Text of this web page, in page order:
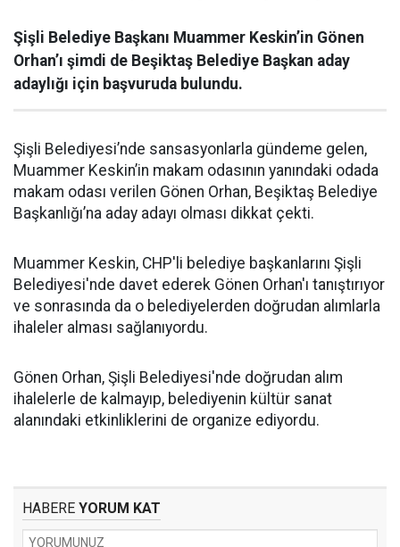
Şişli Belediye Başkanı Muammer Keskin’in Gönen
Orhan’ı şimdi de Beşiktaş Belediye Başkan aday
adaylığı için başvuruda bulundu.
Şişli Belediyesi’nde sansasyonlarla gündeme gelen,
Muammer Keskin’in makam odasının yanındaki odada
makam odası verilen Gönen Orhan, Beşiktaş Belediye
Başkanlığı’na aday adayı olması dikkat çekti.
Muammer Keskin, CHP'li belediye başkanlarını Şişli
Belediyesi'nde davet ederek Gönen Orhan'ı tanıştırıyor
ve sonrasında da o belediyelerden doğrudan alımlarla
ihaleler alması sağlanıyordu.
Gönen Orhan, Şişli Belediyesi'nde doğrudan alım
ihalelerle de kalmayıp, belediyenin kültür sanat
alanındaki etkinliklerini de organize ediyordu.
HABERE YORUM KAT